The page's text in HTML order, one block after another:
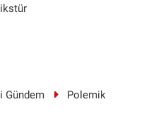
Gündem
Polemik